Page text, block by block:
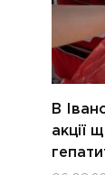
В
акції